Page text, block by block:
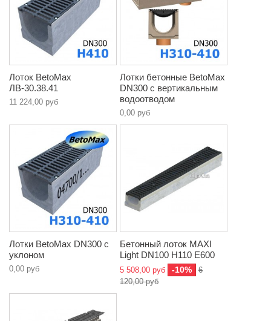
Лоток BetoMax
ЛВ-30.38.41
11 224,00 руб
Лотки бетонные BetoMax
DN300 с вертикальным
водоотводом
0,00 руб
Лотки BetoMax DN300 с
уклоном
0,00 руб
Бетонный лоток MAXI
Light DN100 H110 E600
5 508,00 руб -10%
6
120,00 руб